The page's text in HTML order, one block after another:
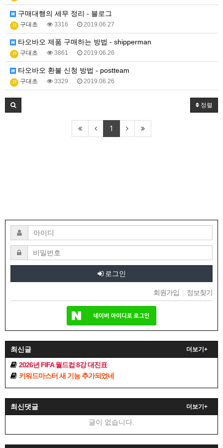
구매대행의 세무 정리 - 블로그
23 구대초 3316 2019.06.27
타오바오 제품 구매하는 방법 - shipperman
23 구대초 3861 2019.06.26
타오바오 환불 신청 방법 - postteam
23 구대초 3329 2019.06.26
정렬
1
로그인
회원가입 | 정보찾기
최신글 더보기+
2026년 FIFA 월드컵 8강 대진표
키워드마스터 새 기능 추가되었네
최신댓글 더보기+
글이 없습니다.